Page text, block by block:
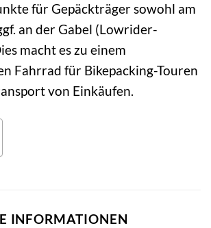
für Gepäckträger sowohl am
an der Gabel (Lowrider-
macht es zu einem
Fahrrad für Bikepacking-Touren
von Einkäufen.
INFORMATIONEN